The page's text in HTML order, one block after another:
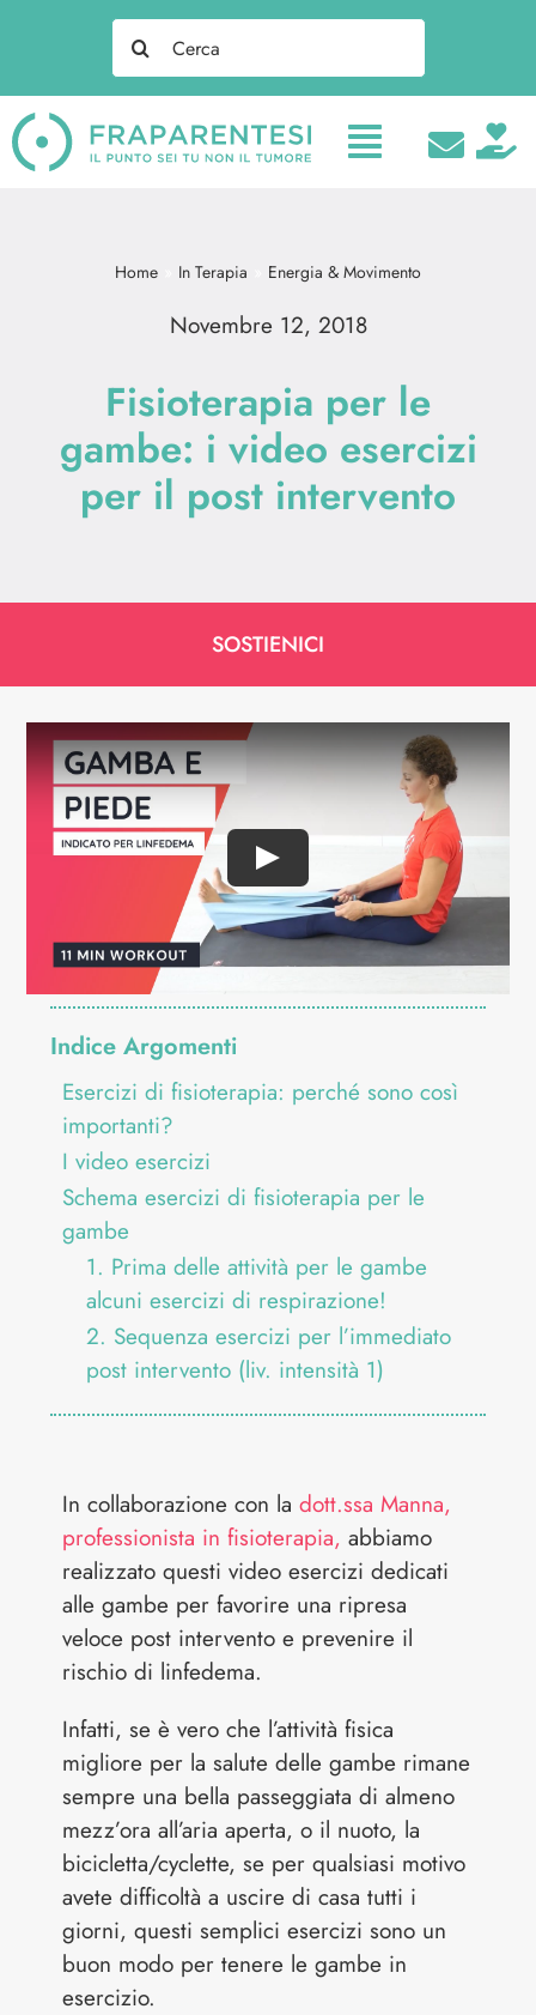
Search
for:
Home In Terapia Energia & Movimento
Novembre 12, 2018
Fisioterapia per le
gambe: i video esercizi
per il post intervento
SOSTIENICI
Indice Argomenti
Esercizi di fisioterapia: perché sono così
importanti?
I video esercizi
Schema esercizi di fisioterapia per le
gambe
1. Prima delle attività per le gambe
alcuni esercizi di respirazione!
2. Sequenza esercizi per l’immediato
post intervento (liv. intensità 1)
In collaborazione con ladott.ssa Manna,
professionista in fisioterapia,abbiamo
realizzato questi video esercizi dedicati
alle gambe per favorire una ripresa
veloce post intervento e prevenire il
rischio di linfedema.
Infatti, se è vero che l’attività fisica
migliore per la salute delle gambe rimane
sempre una bella passeggiata di almeno
mezz’ora all’aria aperta, o il nuoto, la
bicicletta/cyclette, se per qualsiasi motivo
avete difficoltà a uscire di casa tutti i
giorni, questi semplici esercizi sono un
buon modo per tenere le gambe in
esercizio.